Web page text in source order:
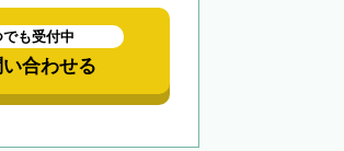
も受付中
合わせる